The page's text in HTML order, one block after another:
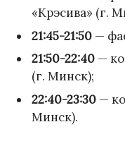
«Крэсива» (г.
21:45-21:50 —
21:50-22:40 —
(г. Минск);
22:40-23:30 —
Минск).